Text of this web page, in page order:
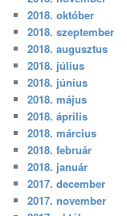
2018. október
2018. szeptember
2018. augusztus
2018. július
2018. június
2018. május
2018. április
2018. március
2018. február
2018. január
2017. december
2017. november